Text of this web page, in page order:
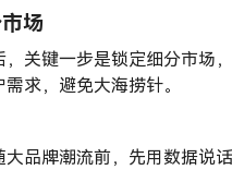
场
，关键一步是锁定细分市场
求，避免大海捞针。
大品牌潮流前，先用数据说